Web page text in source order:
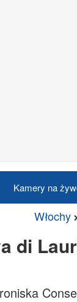
Kamery na
Włochy
di